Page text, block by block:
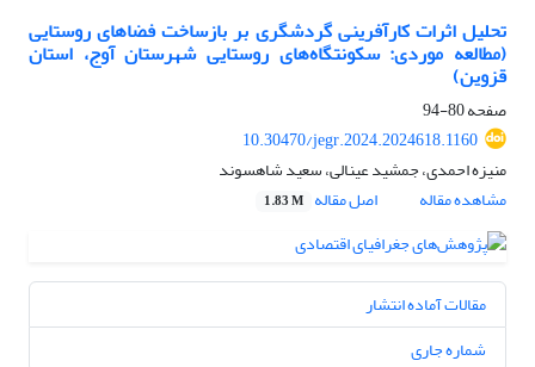
تحلیل اثرات کارآفرینی گردشگری بر بازساخت فضاهای روستایی
(مطالعه موردی: سکونتگاه‌های روستایی شهرستان آوج، استان
قزوین)
صفحه80-94
10.30470/jegr.2024.2024618.1160
منیزه احمدی، جمشید عینالی، سعید شاهسوند
مشاهده مقاله
اصل مقاله 1.83 M
مقالات آماده انتشار
شماره جاری